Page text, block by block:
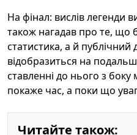
На фінал: вислів легенди
також нагадав про те,
статистика, а й публічний
відобразиться на
ставленні до нього з
покаже час, а поки що
Читайте також: